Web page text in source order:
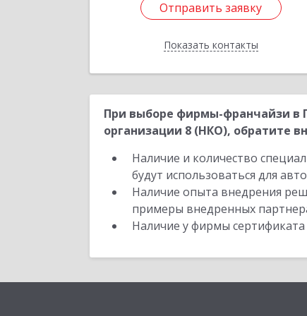
Отправить заявку
Показать контакты
Отправить заявку
Назад
При выборе фирмы-франчайзи в
организации 8 (НКО), обратите
Наличие и количество
будут использоваться для
Наличие опыта внедрения
примеры внедренных
Наличие у фирмы сертификата